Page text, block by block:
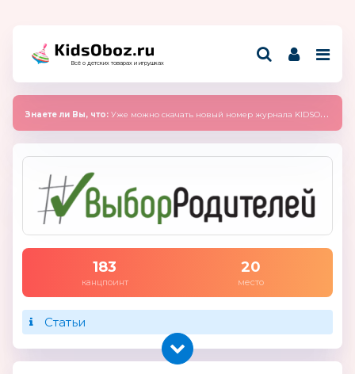
Всё о детских товарах и игрушках
Знаете ли Вы, что: Уже можно скачать новый номер журнала KIDSOBOZ 2025 (сентябрь)
183
канцпоинт
20
место
Статьи